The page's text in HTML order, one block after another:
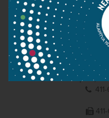
1095 Budapest,